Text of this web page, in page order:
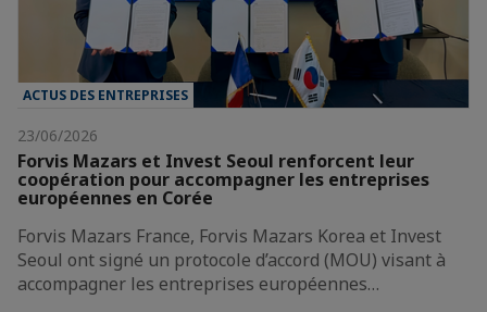
ACTUS DES ENTREPRISES
23/06/2026
Forvis Mazars et Invest Seoul renforcent leur
coopération pour accompagner les entreprises
européennes en Corée
Forvis Mazars France, Forvis Mazars Korea et Invest
Seoul ont signé un protocole d’accord (MOU) visant à
accompagner les entreprises européennes…